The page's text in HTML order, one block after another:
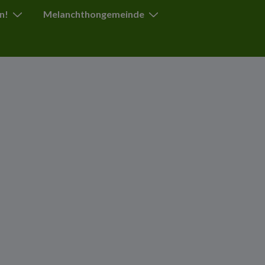
Melanchthongemeinde